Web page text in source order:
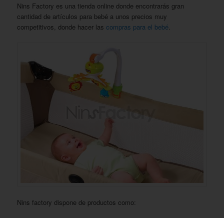
Nins Factory es una tienda online donde encontrarás gran
cantidad de artículos para bebé a unos precios muy
competitivos, donde hacer las compras para el bebé
Nins factory dispone de productos como: